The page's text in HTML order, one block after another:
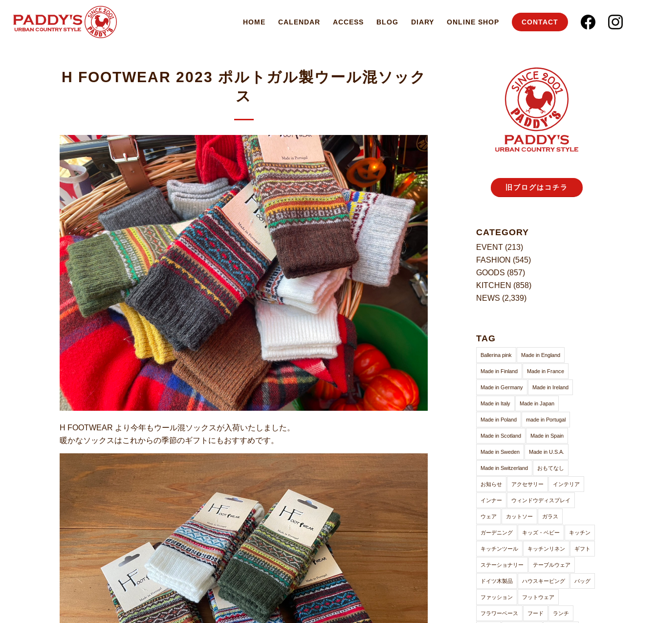
HOME CALENDAR ACCESS BLOG DIARY ONLINE SHOP CONTACT
H FOOTWEAR 2023 ポルトガル製ウール混ソック
ス
H FOOTWEAR より今年もウール混ソックスが入荷いたしました。
暖かなソックスはこれからの季節のギフトにもおすすめです。
旧ブログはコチラ
CATEGORY
EVENT (213)
FASHION (545)
GOODS (857)
KITCHEN (858)
NEWS (2,339)
TAG
Ballerina pink Made in England
Made in Finland Made in France
Made in Germany Made in Ireland
Made in Italy Made in Japan
Made in Poland made in Portugal
Made in Scotland Made in Spain
Made in Sweden Made in U.S.A.
Made in Switzerland おもてなし
お知らせ アクセサリー インテリア
インナー ウィンドウディスプレイ
ウェア カットソー ガラス
ガーデニング キッズ・ベビー キッチン
キッチンツール キッチンリネン ギフト
ステーショナリー テーブルウェア
ドイツ木製品 ハウスキーピング バッグ
ファッション フットウェア
フラワーベース フード ランチ